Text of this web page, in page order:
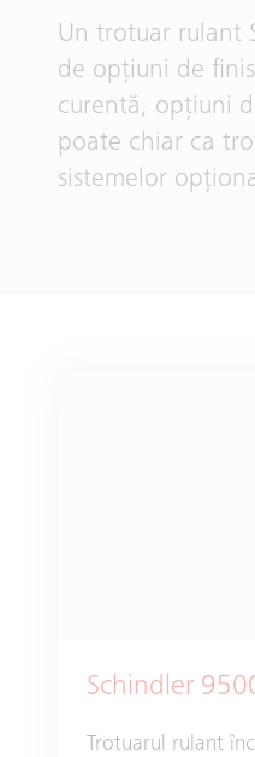
Un trotuar rulant
de opţiuni de
curentă, opţiuni
poate chiar ca
sistemelor
Schindler
Trotuarul rulant